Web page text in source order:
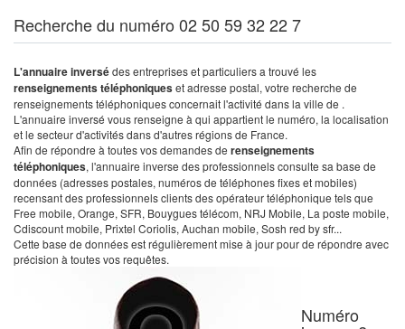
Recherche du numéro 02 50 59 32 22 7
L'annuaire inversédes entreprises et particuliers a trouvé les
renseignements téléphoniqueset adresse postal, votre recherche de
renseignements téléphoniques concernait l'activité dans la ville de .
L'annuaire inversé vous renseigne à qui appartient le numéro, la localisation
et le secteur d'activités dans d'autres régions de France.
Afin de répondre à toutes vos demandes de renseignements
téléphoniques, l'annuaire inverse des professionnels consulte sa base de
données (adresses postales, numéros de téléphones fixes et mobiles)
recensant des professionnels clients des opérateur téléphonique tels que
Free mobile, Orange, SFR, Bouygues télécom, NRJ Mobile, La poste mobile,
Cdiscount mobile, Prixtel Coriolis, Auchan mobile, Sosh red by sfr...
Cette base de données est régulièrement mise à jour pour de répondre avec
précision à toutes vos requêtes.
Numéro